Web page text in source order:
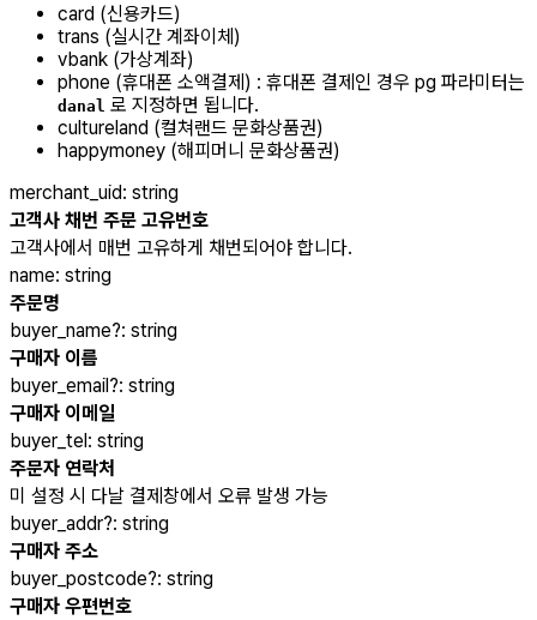
card (신용카드)
trans (실시간 계좌이체)
vbank (가상계좌)
phone (휴대폰 소액결제) : 휴대폰 결제인 경우 pg 파라미터는
danal 로 지정하면 됩니다.
cultureland (컬쳐랜드 문화상품권)
happymoney (해피머니 문화상품권)
merchant_uid: string
고객사 채번 주문 고유번호
고객사에서 매번 고유하게 채번되어야 합니다.
name: string
주문명
buyer_name?: string
구매자 이름
buyer_email?: string
구매자 이메일
buyer_tel: string
주문자 연락처
미 설정 시 다날 결제창에서 오류 발생 가능
buyer_addr?: string
구매자 주소
buyer_postcode?: string
구매자 우편번호